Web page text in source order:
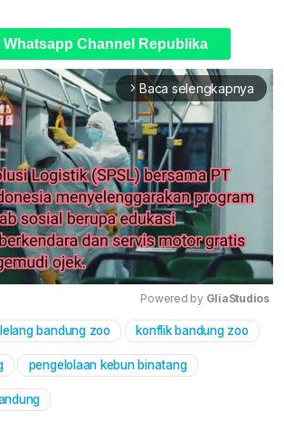
Whatsapp Channel Republika
arrow_forward_ios Baca selengkapnya
Mute
Powered by GliaStudios
lelang bandung zoo konflik bandung zoo
pengelolaan kebun binatang